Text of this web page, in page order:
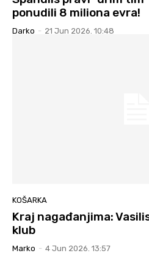
ponudili 8 miliona evra!
Darko - 21 Jun 2026. 10:48
KOŠARKA
Kraj nagađanjima:
klub
Marko - 4 Jun 2026. 13:57